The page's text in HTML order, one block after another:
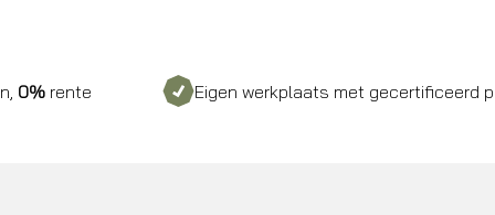
Eigen werkplaats met gecertificeerd personeel